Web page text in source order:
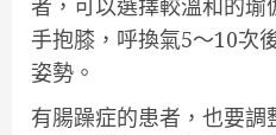
者，可以選擇較溫和的
手抱膝，呼換氣5～10次
姿勢。
有腸躁症的患者，也要調